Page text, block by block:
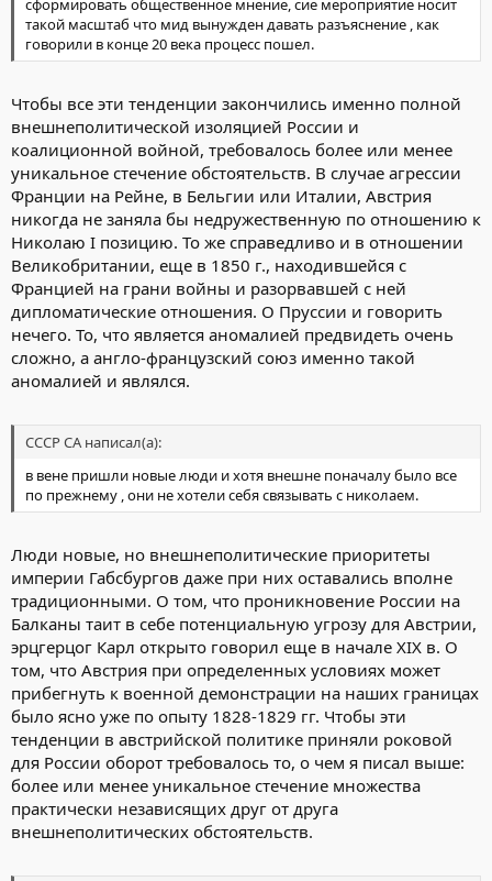
такой масштаб что мид вынужден давать разъяснение , как
говорили в конце 20 века процесс пошел.
Чтобы все эти тенденции закончились именно полной
внешнеполитической изоляцией России и
коалиционной войной, требовалось более или менее
уникальное стечение обстоятельств. В случае агрессии
Франции на Рейне, в Бельгии или Италии, Австрия
никогда не заняла бы недружественную по отношению к
Николаю I позицию. То же справедливо и в отношении
Великобритании, еще в 1850 г., находившейся с
Францией на грани войны и разорвавшей с ней
дипломатические отношения. О Пруссии и говорить
нечего. То, что является аномалией предвидеть очень
сложно, а англо-французский союз именно такой
аномалией и являлся.
СССР СА написал(а):
в вене пришли новые люди и хотя внешне поначалу было все
по прежнему , они не хотели себя связывать с николаем.
Люди новые, но внешнеполитические приоритеты
империи Габсбургов даже при них оставались вполне
традиционными. О том, что проникновение России на
Балканы таит в себе потенциальную угрозу для Австрии,
эрцгерцог Карл открыто говорил еще в начале XIX в. О
том, что Австрия при определенных условиях может
прибегнуть к военной демонстрации на наших границах
было ясно уже по опыту 1828-1829 гг. Чтобы эти
тенденции в австрийской политике приняли роковой
для России оборот требовалось то, о чем я писал выше:
более или менее уникальное стечение множества
практически независящих друг от друга
внешнеполитических обстоятельств.